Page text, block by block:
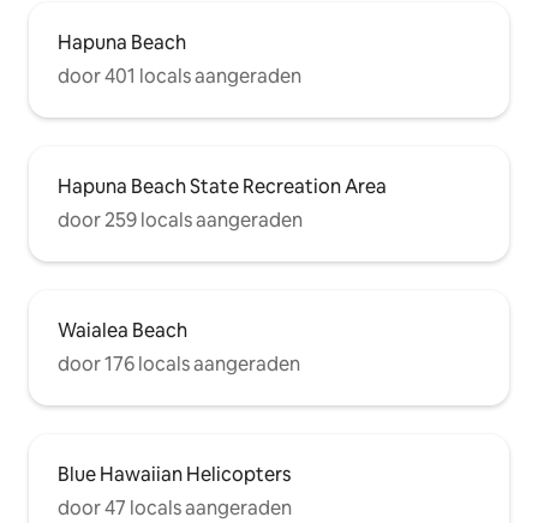
Hapuna Beach
door 401 locals aangeraden
Hapuna Beach State Recreation Area
door 259 locals aangeraden
Waialea Beach
door 176 locals aangeraden
Blue Hawaiian Helicopters
door 47 locals aangeraden